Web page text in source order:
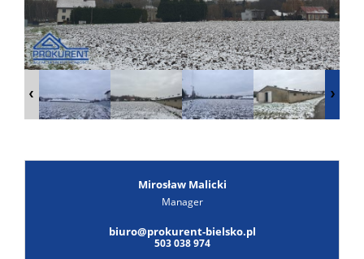
ofertę
Mirosław Malicki
Manager
biuro@prokurent-bielsko.pl
503 038 974